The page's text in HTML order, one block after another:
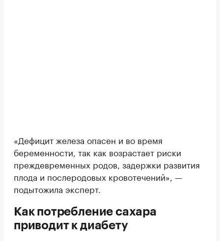
«Дефицит железа опасен и во время
беременности, так как возрастает риски
преждевременных родов, задержки развития
плода и послеродовых кровотечений», —
подытожила эксперт.
Как потребление сахара
приводит к диабету